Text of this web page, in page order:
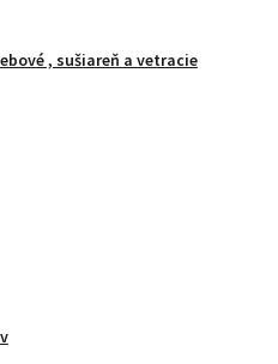
, sušiareň a vetracie